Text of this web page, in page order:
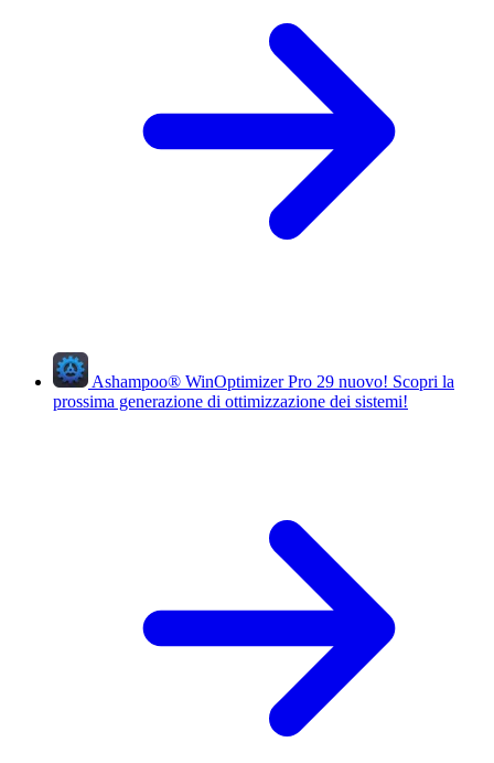
Ashampoo® WinOptimizer Pro 29 nuovo! Scopri la
prossima generazione di ottimizzazione dei sistemi!